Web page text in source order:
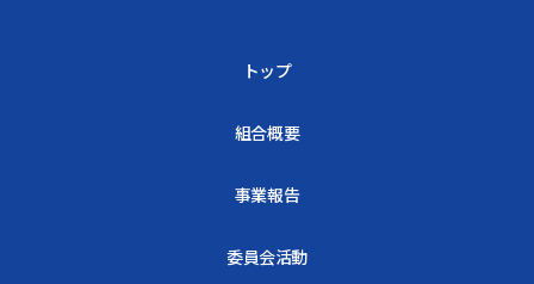
トップ
組合概要
事業報告
委員会活動